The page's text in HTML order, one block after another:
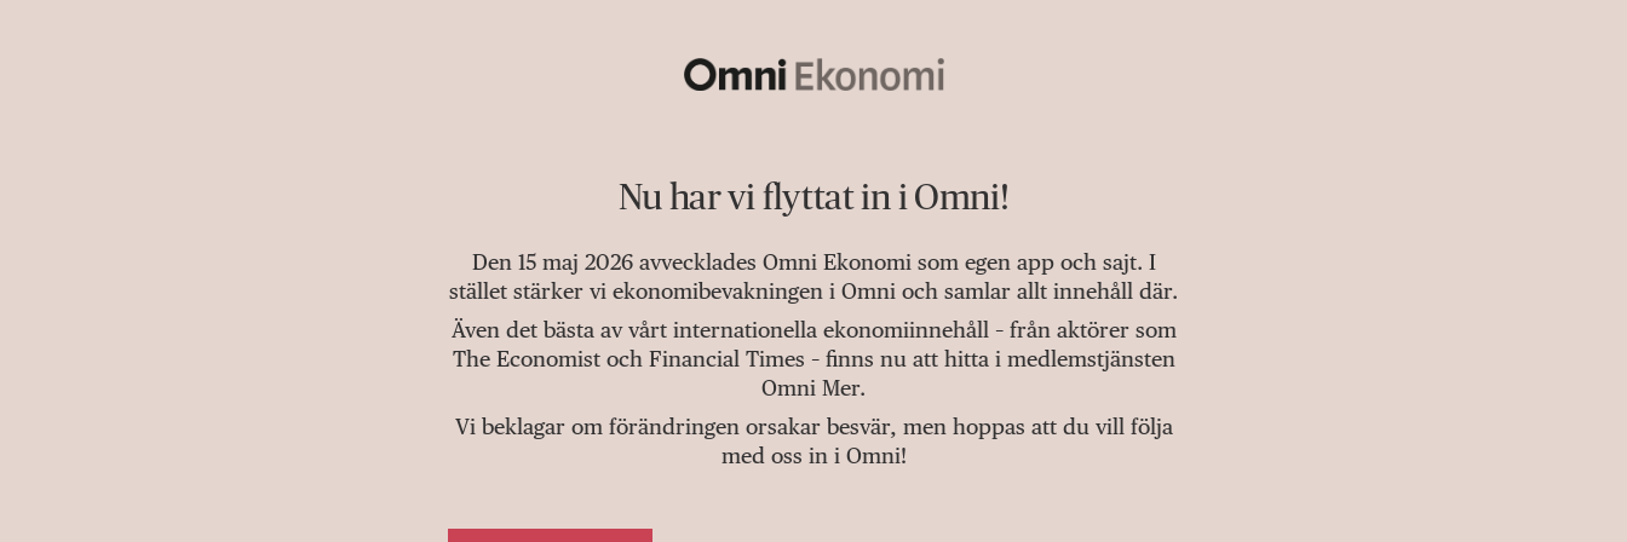
Nu har vi flyttat in i Omni!
Den 15 maj 2026 avvecklades Omni Ekonomi som egen app och sajt. I
stället stärker vi ekonomibevakningen i Omni och samlar allt innehåll där.
Även det bästa av vårt internationella ekonomiinnehåll – från aktörer som
The Economist och Financial Times – finns nu att hitta i medlemstjänsten
Omni Mer.
Vi beklagar om förändringen orsakar besvär, men hoppas att du vill följa
med oss in i Omni!